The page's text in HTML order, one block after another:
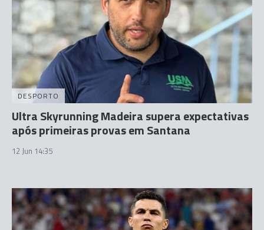
DESPORTO
Ultra Skyrunning Madeira supera expectativas
após primeiras provas em Santana
12 Jun 14:35